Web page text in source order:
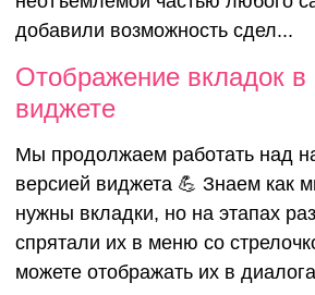
добавили возможность сдел...
Отображение вкладок в
виджете
Мы продолжаем работать над
версией виджета 💪 Знаем как
нужны вкладки, но на этапах
спрятали их в меню со
можете отображать их в